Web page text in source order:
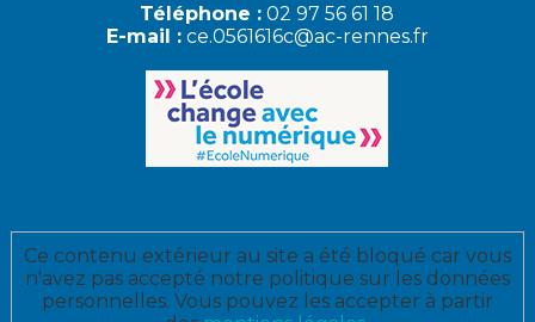
Téléphone : 02 97 56 61 18
E-mail : ce.0561616c@ac-rennes.fr
Ce contenu extérieur au site a été bloqué car vous
n'avez pas accepté notre politique sur les données
personnelles. Vous pouvez les accepter à partir